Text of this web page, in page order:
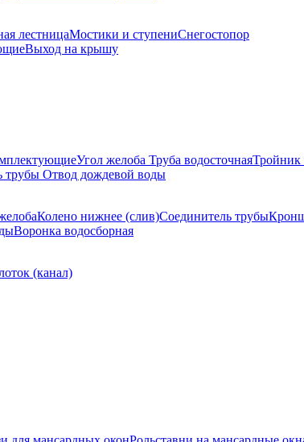
лестницаМостики и ступениСнегостопор
Выход на крышу
Угол желоба Труба водосточнаяТройник
трубы Отвод дождевой воды
Колено нижнее (слив)Соединитель трубы
Воронка водосборная
(канал)